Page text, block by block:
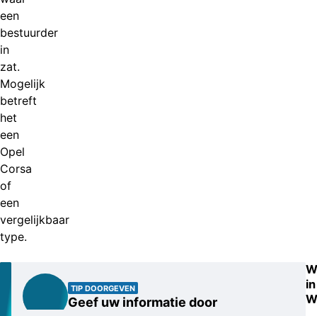
een
bestuurder
in
zat.
Mogelijk
betreft
het
een
Opel
Corsa
of
een
vergelijkbaar
type.
TIP DOORGEVEN
Geef uw informatie door
in